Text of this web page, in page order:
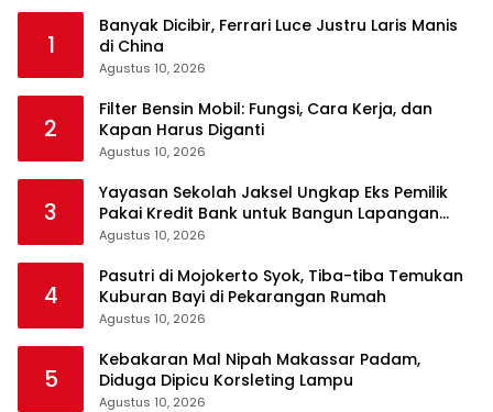
1
Banyak Dicibir, Ferrari Luce Justru Laris Manis
di China
Agustus 10, 2026
2
Filter Bensin Mobil: Fungsi, Cara Kerja, dan
Kapan Harus Diganti
Agustus 10, 2026
3
Yayasan Sekolah Jaksel Ungkap Eks Pemilik
Pakai Kredit Bank untuk Bangun Lapangan
Padel
Agustus 10, 2026
4
Pasutri di Mojokerto Syok, Tiba-tiba Temukan
Kuburan Bayi di Pekarangan Rumah
Agustus 10, 2026
5
Kebakaran Mal Nipah Makassar Padam,
Diduga Dipicu Korsleting Lampu
Agustus 10, 2026